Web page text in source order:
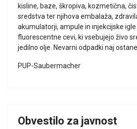
kisline, baze, škropiva, kozmetična,
sredstva ter njihova embalaža,
akumulatorji, ampule in injekcijske
fluorescentne cevi, ki vsebujejo živo
jedilno olje. Nevarni odpadki naj
PUP-Saubermacher
Obvestilo za javnost